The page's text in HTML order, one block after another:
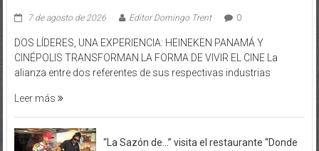
7 de agosto de 2026 Editor Domingo Trent 0
DOS LÍDERES, UNA EXPERIENCIA: HEINEKEN PANAMÁ Y
CINÉPOLIS TRANSFORMAN LA FORMA DE VIVIR EL CINE La
alianza entre dos referentes de sus respectivas industrias
Leer más
“La Sazón de…” visita el restaurante “Donde